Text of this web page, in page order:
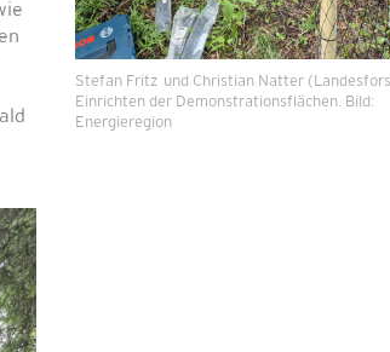
Stefan Fritz und Christian Natter
Einrichten der Demonstrationsflächen. Bild:
Energieregion